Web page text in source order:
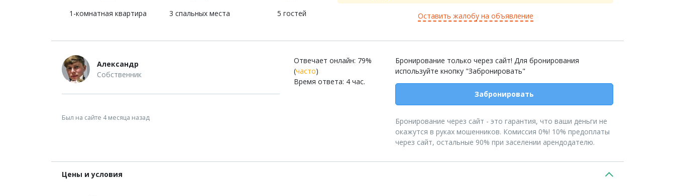
1-комнатная квартира 3 спальных места 5 гостей Оставить жалобу на объявление
Александр
Собственник
Был на сайте 4 месяца назад
Отвечает онлайн: 79%
(часто)
Время ответа: 4 час.
Бронирование только через сайт! Для бронирования
используйте кнопку "Забронировать"
Забронировать
Бронирование через сайт - это гарантия, что ваши деньги не
окажутся в руках мошенников. Комиссия 0%! 10% предоплаты
через сайт, остальные 90% при заселении арендодателю.
Цены и условия